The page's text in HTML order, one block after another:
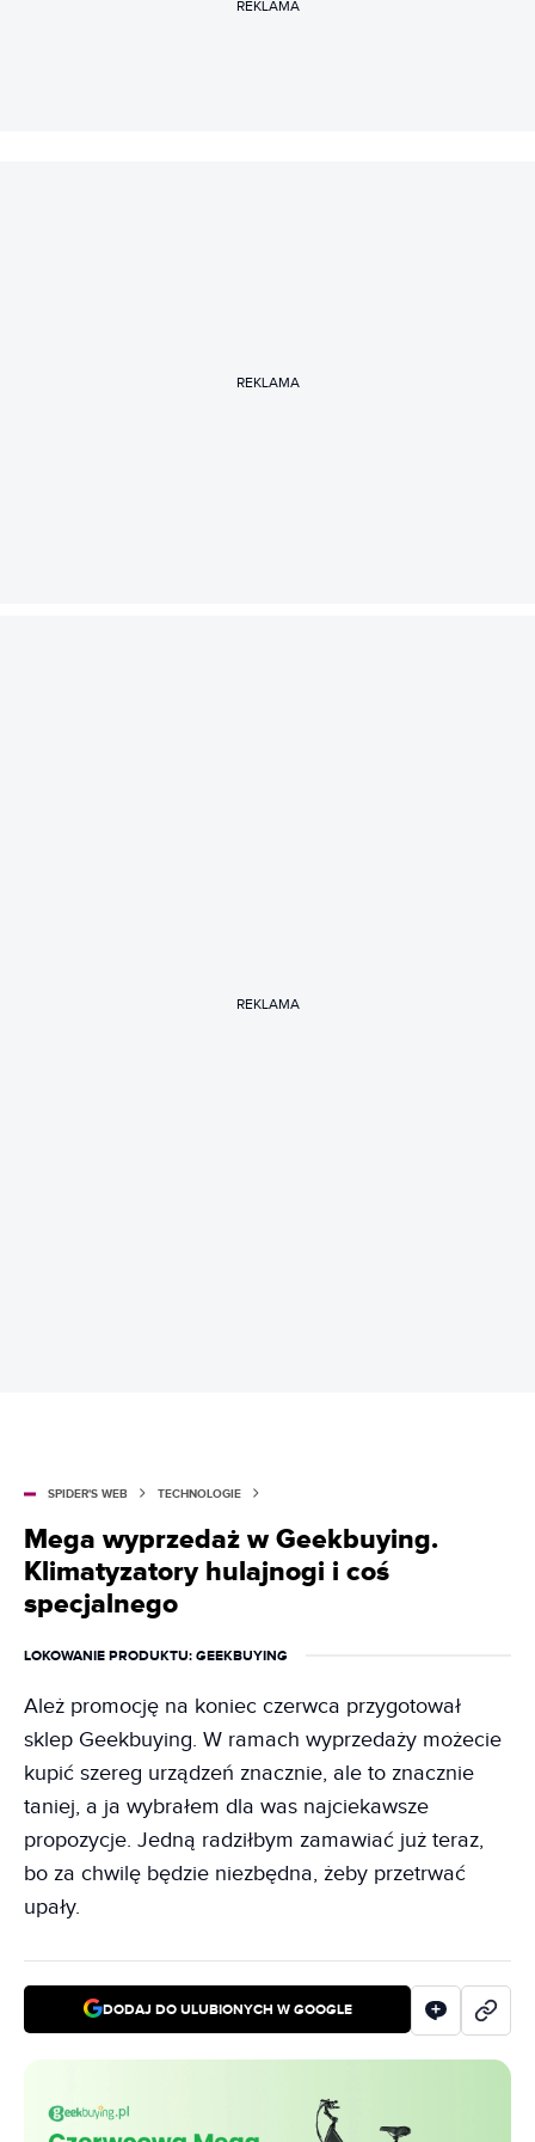
REKLAMA
REKLAMA
REKLAMA
SPIDER'S WEB TECHNOLOGIE
Mega wyprzedaż w Geekbuying.
Klimatyzatory hulajnogi i coś
specjalnego
LOKOWANIE PRODUKTU: GEEKBUYING
Ależ promocję na koniec czerwca przygotował
sklep Geekbuying. W ramach wyprzedaży możecie
kupić szereg urządzeń znacznie, ale to znacznie
taniej, a ja wybrałem dla was najciekawsze
propozycje. Jedną radziłbym zamawiać już teraz,
bo za chwilę będzie niezbędna, żeby przetrwać
upały.
DODAJ DO ULUBIONYCH W GOOGLE